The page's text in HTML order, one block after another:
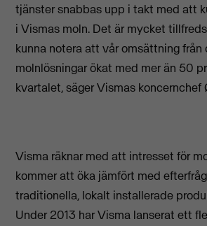
tjänster snabbas upp i takt med att
i Vismas moln. Det är mycket
kunna notera att vår omsättning från
molnlösningar ökat med mer än 50
kvartalet, säger Vismas
Visma räknar med att intresset för
kommer att öka jämfört med
traditionella, lokalt installerade
Under 2013 har Visma lanserat ett